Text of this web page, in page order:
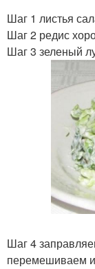
Шаг 1 листья
Шаг 2 редис
Шаг 3 зеленый
Шаг 4
перемешиваем и